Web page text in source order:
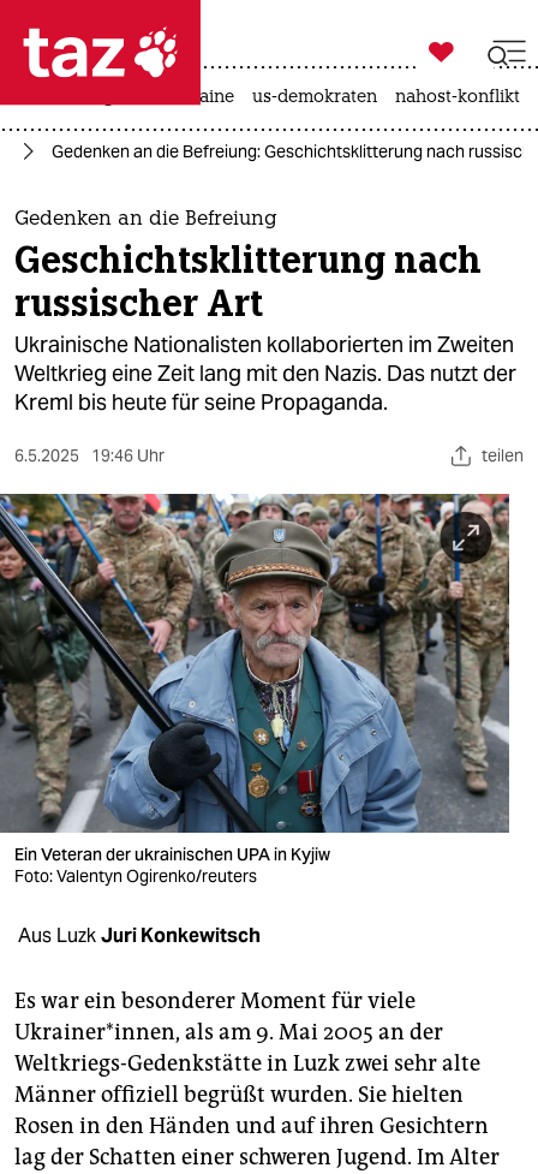
 taz zahl ich
taz zahl ich
themen
politik
öko
gesellschaft
sport
berlin
nord
wahrheit
verlag
verlag
veranstaltungen
shop
fragen & hilfe
unterstützen
abo
genossenschaft
epaper login

taz zahl ich
krieg in der ukraine us-demokraten nahost-konflikt
Gedenken an die Befreiung: Geschichtsklitterung nach
Gedenken an die Befreiung
Geschichtsklitterung nach
russischer Art
Ukrainische Nationalisten kollaborierten im Zweiten
Weltkrieg eine Zeit lang mit den Nazis. Das nutzt der
Kreml bis heute für seine Propaganda.
6.5.2025 19:46 Uhr teilen
Ein Veteran der ukrainischen UPA in Kyjiw
Foto: Valentyn Ogirenko/reuters
Aus LuzkJuri Konkewitsch
Es war ein besonderer Moment für viele
Ukrainer*innen, als am 9. Mai 2005 an der
Weltkriegs-Gedenkstätte in Luzk zwei sehr alte
Männer offiziell begrüßt wurden. Sie hielten
Rosen in den Händen und auf ihren Gesichtern
lag der Schatten einer schweren Jugend. Im Alter